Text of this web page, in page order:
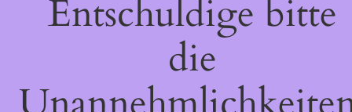
Entschuldige bitte
die